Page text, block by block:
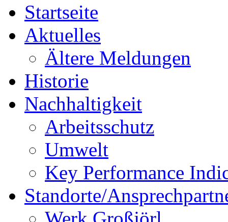
Startseite
Aktuelles
Ältere Meldungen
Historie
Nachhaltigkeit
Arbeitsschutz
Umwelt
Key Performance
Standorte/